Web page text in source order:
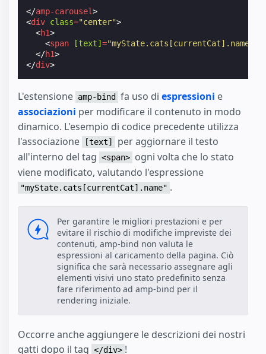
</amp-carousel>
<div class="center">
<h1>
<span [text]="myState.cats[currentCat].name"
</h1>
</div>
L'estensione amp-bind fa uso di espressioni e
associazioni per modificare il contenuto in modo
dinamico. L'esempio di codice precedente utilizza
l'associazione
[text]
per aggiornare il testo
all'interno del tag <span> ogni volta che lo stato
viene modificato, valutando l'espressione
"myState.cats[currentCat].name" .
Per garantire le migliori prestazioni e per
evitare il rischio di modifiche impreviste dei
contenuti, amp-bind non valuta le
espressioni al caricamento della pagina. Ciò
significa che sarà necessario assegnare agli
elementi visivi uno stato predefinito senza
fare riferimento ad amp-bind per il
rendering iniziale.
Occorre anche aggiungere le descrizioni dei nostri
gatti dopo il tag </div> !